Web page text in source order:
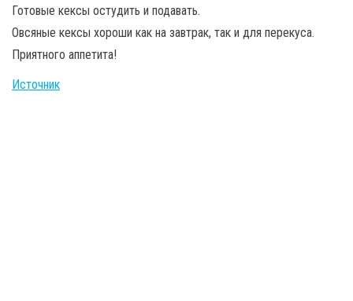
Готовые кексы остудить и подавать.
Овсяные кексы хороши как на завтрак, так и для перекуса.
Приятного аппетита!
Источник